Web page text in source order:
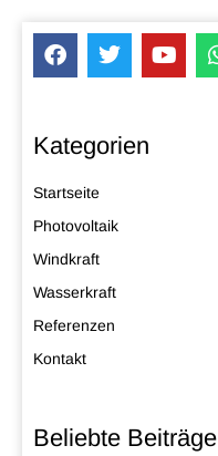
Kategorien
Startseite
Photovoltaik
Windkraft
Wasserkraft
Referenzen
Kontakt
Beliebte Beiträge